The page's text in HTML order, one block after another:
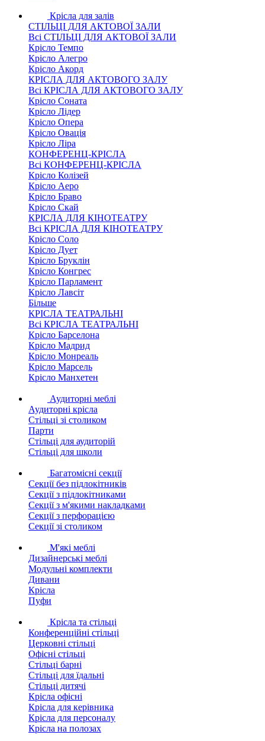
Крісла для залів
СТІЛЬЦІ ДЛЯ АКТОВОЇ ЗАЛИ
Всі СТІЛЬЦІ ДЛЯ АКТОВОЇ ЗАЛИ
Крісло Темпо
Крісло Алегро
Крісло Акорд
КРІСЛА ДЛЯ АКТОВОГО ЗАЛУ
Всі КРІСЛА ДЛЯ АКТОВОГО ЗАЛУ
Крісло Соната
Крісло Лідер
Крісло Опера
Крісло Овація
Крісло Ліра
КОНФЕРЕНЦ-КРІСЛА
Всі КОНФЕРЕНЦ-КРІСЛА
Крісло Колізей
Крісло Аеро
Крісло Браво
Крісло Скай
КРІСЛА ДЛЯ КІНОТЕАТРУ
Всі КРІСЛА ДЛЯ КІНОТЕАТРУ
Крісло Соло
Крісло Дует
Крісло Бруклін
Крісло Конгрес
Крісло Парламент
Крісло Лавсіт
Більше
КРІСЛА ТЕАТРАЛЬНІ
Всі КРІСЛА ТЕАТРАЛЬНІ
Крісло Барселона
Крісло Мадрид
Крісло Монреаль
Крісло Марсель
Крісло Манхетен
Аудиторні меблі
Аудиторні крісла
Стільці зі столиком
Парти
Стільці для аудиторій
Стільці для школи
Багатомісні секції
Секції без підлокітників
Секції з підлокітниками
Секції з м'якими накладками
Секції з перфорацією
Секції зі столиком
М'які меблі
Дизайнерські меблі
Модульні комплекти
Дивани
Крісла
Пуфи
Крісла та стільці
Конференційні стільці
Церковні стільці
Офісні стільці
Стільці барні
Стільці для їдальні
Стільці дитячі
Крісла офісні
Крісла для керівника
Крісла для персоналу
Крісла на полозах